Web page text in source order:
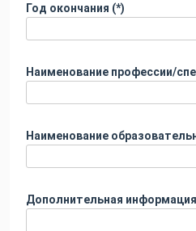
Год окончания (*)
Наименование профессии/
Наименование
Дополнительная информация